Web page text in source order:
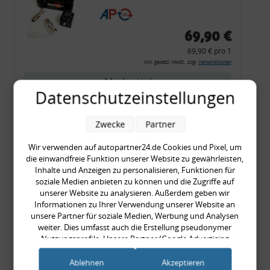
CF 14
69,90 €
69,90 € pro 1
inkl. gesetzl. MwSt., zzgl. Versandkosten
Merkzettel
Zum Artikel
Rückleuchtenband mit
Blinker, rot, US-Ecken,
Audi 80 Cabrio, Typ 89,
OE-Nr.: 8G0945225 +
8G0945225C
999,99 €
999,99 € pro 1
Datenschutzeinstellungen
Wir verwenden auf autopartner24.de Cookies und Pixel, um
die einwandfreie Funktion unserer Website zu gewährleisten,
Inhalte und Anzeigen zu personalisieren, Funktionen für
soziale Medien anbieten zu können und die Zugriffe auf
unserer Website zu analysieren. Außerdem geben wir
Informationen zu Ihrer Verwendung unserer Website an
unsere Partner für soziale Medien, Werbung und Analysen
weiter. Dies umfasst auch die Erstellung pseudonymer
Nutzungsprofile. Unsere Partner (Google Advertising
Products) führen diese Informationen möglicherweise mit
weiteren Daten zusammen, die Sie ihnen bereitgestellt haben
Zwecke Partner
Ablehnen Akzeptieren